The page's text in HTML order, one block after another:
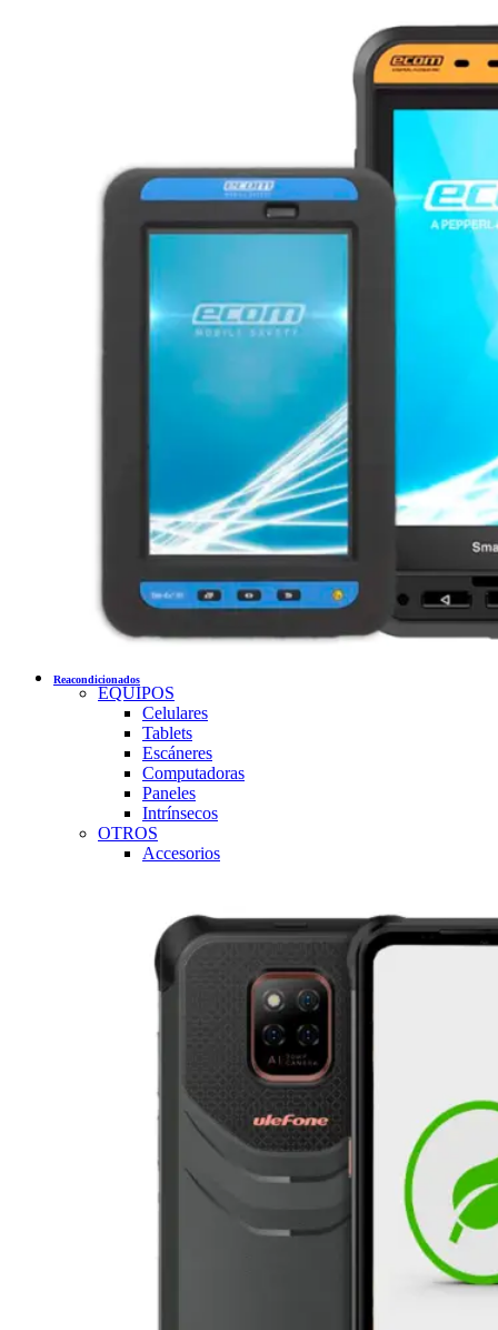
Reacondicionados
EQUIPOS
Celulares
Tablets
Escáneres
Computadoras
Paneles
Intrínsecos
OTROS
Accesorios